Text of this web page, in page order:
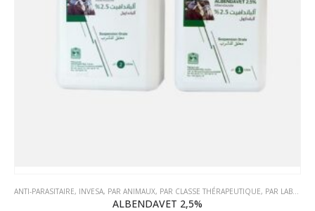
ANTI-PARASITAIRE, INVESA, PAR ANIMAUX, PAR CLASSE THÉRAPEUTIQUE, PAR LABORATOIRE
ALBENDAVET 2,5%